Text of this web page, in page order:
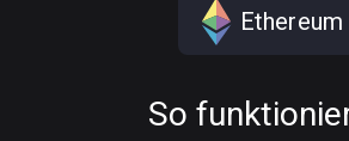
Ethereum
So